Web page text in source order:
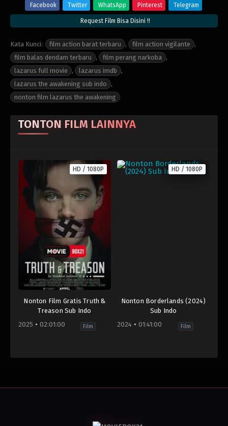
Facebook Twitter WhatsApp Pinterest Telegram
Request Film Bisa Disini !!
Kata Kunci: film action barat terbaru , film action vigilante
,
film balas dendam terbaru
, film perang narkoba
,
lazarus full movie
, lazarus imdb
,
lazarus the awakening sub indo
,
nonton film lazarus the awakening
TONTON FILM LAINNYA
HD / 1080P
Nonton Film Gratis Truth &
Treason Sub Indo
2025
02:01:00 Film
Canada,
Kingdom,
HD / 1080P
Nonton Borderlands (2024)
Sub Indo
2024
01:41:00 Film
Epic,Adventure,Adventure
Epic,Space